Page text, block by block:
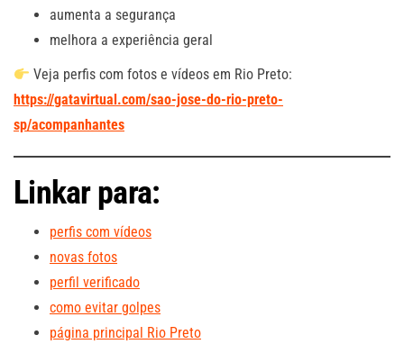
aumenta a segurança
melhora a experiência geral
Veja perfis com fotos e vídeos em Rio Preto:
https://gatavirtual.com/sao-jose-do-rio-preto-
sp/acompanhantes
Linkar para:
perfis com vídeos
novas fotos
perfil verificado
como evitar golpes
página principal Rio Preto